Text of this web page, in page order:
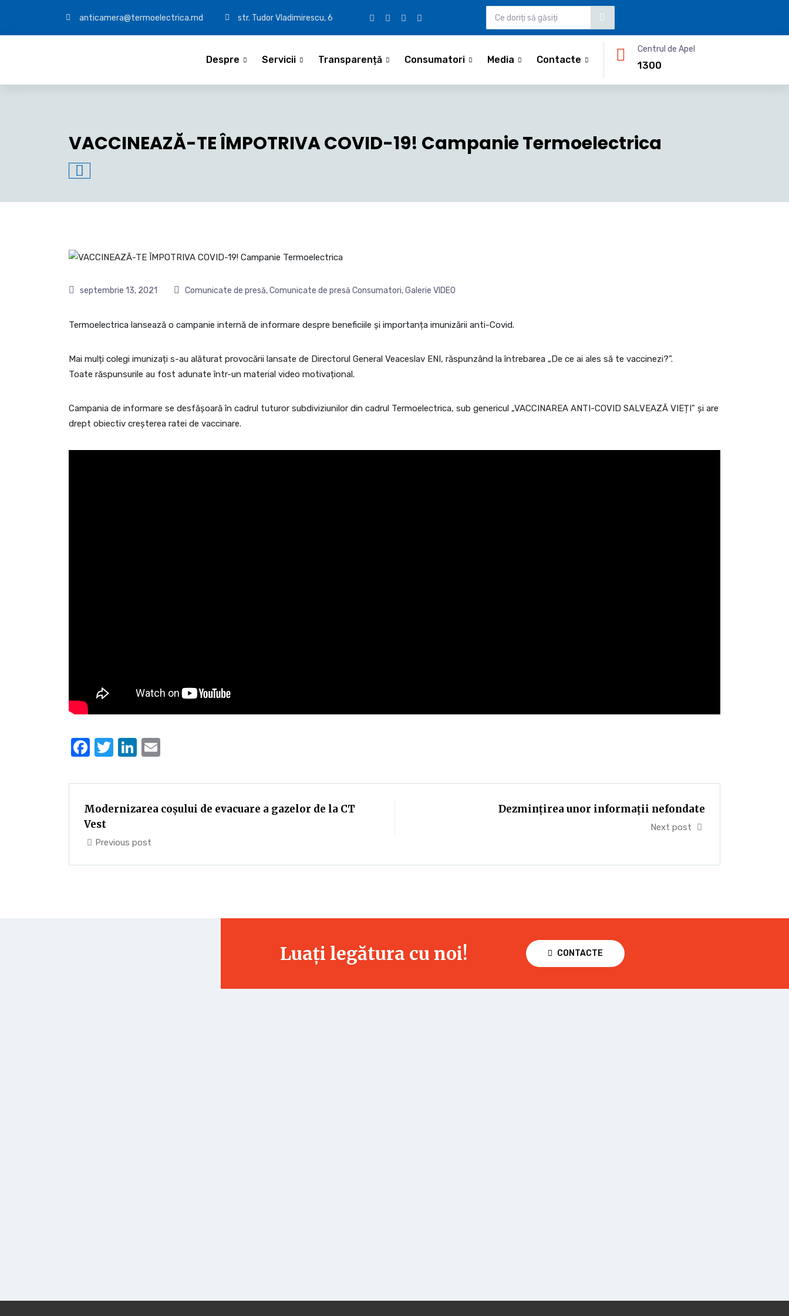
anticamera@termoelectrica.md str. Tudor Vladimirescu, 6
Despre Servicii Transparență Consumatori Media Contacte
Centrul de Apel
1300
VACCINEAZĂ-TE ÎMPOTRIVA COVID-19! Campanie Termoelectrica
septembrie 13, 2021 Comunicate de presă,Comunicate de presă Consumatori,Galerie VIDEO
Termoelectrica lansează o campanie internă de informare despre beneficiile și importanța imunizării anti-Covid.
Mai mulți colegi imunizați s-au alăturat provocării lansate de Directorul General Veaceslav ENI, răspunzând la întrebarea „De ce ai ales să te vaccinezi?”.
Toate răspunsurile au fost adunate într-un material video motivațional.
Campania de informare se desfășoară în cadrul tuturor subdiviziunilor din cadrul Termoelectrica, sub genericul „VACCINAREA ANTI-COVID SALVEAZĂ VIEȚI” și are
drept obiectiv creșterea ratei de vaccinare.
Facebook
TwitterLinkedIn
Modernizarea coșului de evacuare a gazelor de la CT
Vest
Previous post
Dezmințirea unor informații nefondate
Next post
Luați legătura cu noi! CONTACTE